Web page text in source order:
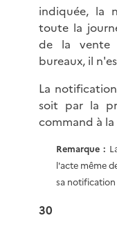
indiquée, la
toute la
de la vente
bureaux, il
La
soit par la
command à
Remarque :
l'acte même
sa notification
30